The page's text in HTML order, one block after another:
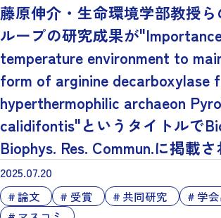
藤原伸介・生命環境学部教授
ループの研究成果が
temperature environment to
form of arginine decarboxylase
hyperthermophilic archaeon
calidifontis"というタイトルで
Biophys. Res. Commun.に掲載
2025.07.20
論文 受賞 共同研究
学